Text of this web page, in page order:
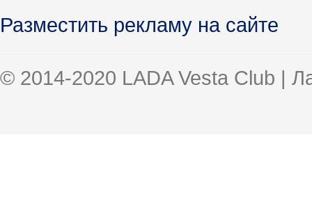
Разместить рекламу на сайте
© 2014-2020 LADA Vesta Club |